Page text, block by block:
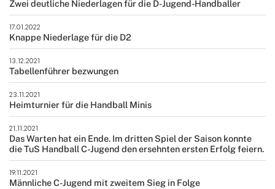
Zwei deutliche Niederlagen für die D-Jugend-Handballer
17.01.2022
Knappe Niederlage für die D2
13.12.2021
Tabellenführer bezwungen
23.11.2021
Heimturnier für die Handball Minis
21.11.2021
Das Warten hat ein Ende. Im dritten Spiel der Saison konnte
die TuS Handball C-Jugend den ersehnten ersten Erfolg feiern.
19.11.2021
Männliche C-Jugend mit zweitem Sieg in Folge